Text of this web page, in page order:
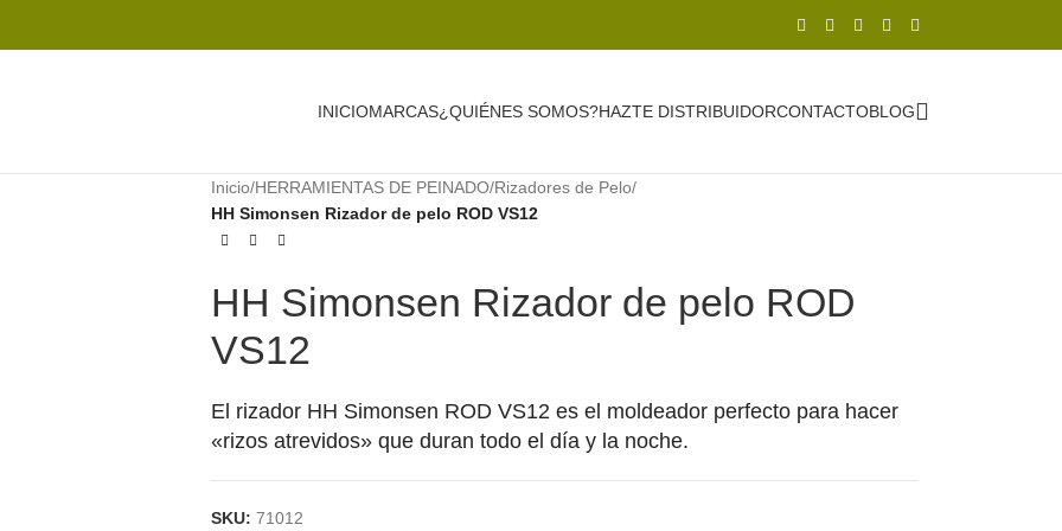
INICIOMARCAS¿QUIÉNES SOMOS?HAZTE DISTRIBUIDORCONTACTOBLOG
Inicio/HERRAMIENTAS DE PEINADO/Rizadores de Pelo/
HH Simonsen Rizador de pelo ROD VS12
HH Simonsen Rizador de pelo ROD
VS12
El rizador HH Simonsen ROD VS12 es el moldeador perfecto para hacer
«rizos atrevidos» que duran todo el día y la noche.
SKU: 71012